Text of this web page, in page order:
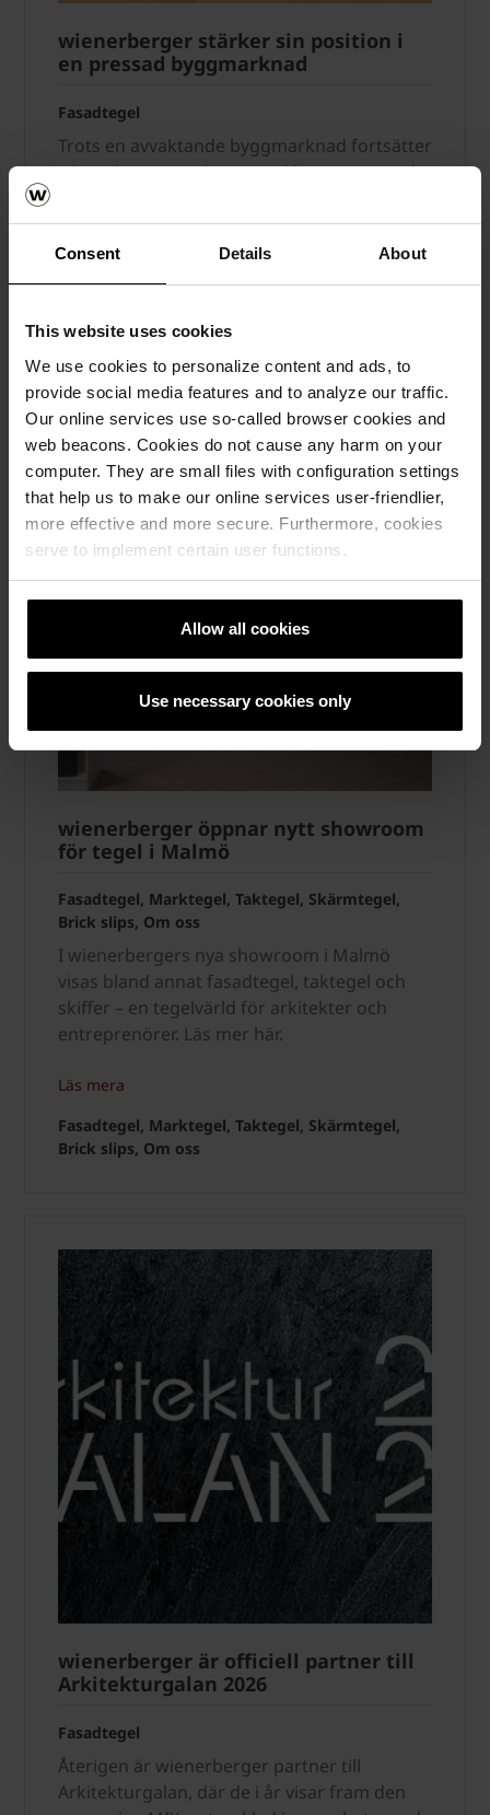
Consent Details About
This website uses cookies
We use cookies to personalize content and ads, to
provide social media features and to analyze our traffic.
Our online services use so-called browser cookies and
web beacons. Cookies do not cause any harm on your
computer. They are small files with configuration settings
that help us to make our online services user-friendlier,
more effective and more secure. Furthermore, cookies
serve to implement certain user functions.
Allow all cookies
Use necessary cookies only
wienerberger stärker sin position i
en pressad byggmarknad
Fasadtegel
Trots en avvaktande byggmarknad fortsätter
wienerberger att investera i kompetens och
Sverige. Läs mer här.
wienerberger öppnar nytt showroom
för tegel i Malmö
Fasadtegel, Marktegel, Taktegel, Skärmtegel,
Brick slips, Om oss
I wienerbergers nya showroom i Malmö
visas bland annat fasadtegel, taktegel och
skiffer – en tegelvärld för arkitekter och
entreprenörer. Läs mer här.
Läs mera
Fasadtegel, Marktegel, Taktegel, Skärmtegel,
Brick slips, Om oss
wienerberger är officiell partner till
Arkitekturgalan 2026
Fasadtegel
Återigen är wienerberger partner till
Arkitekturgalan, där de i år visar fram den